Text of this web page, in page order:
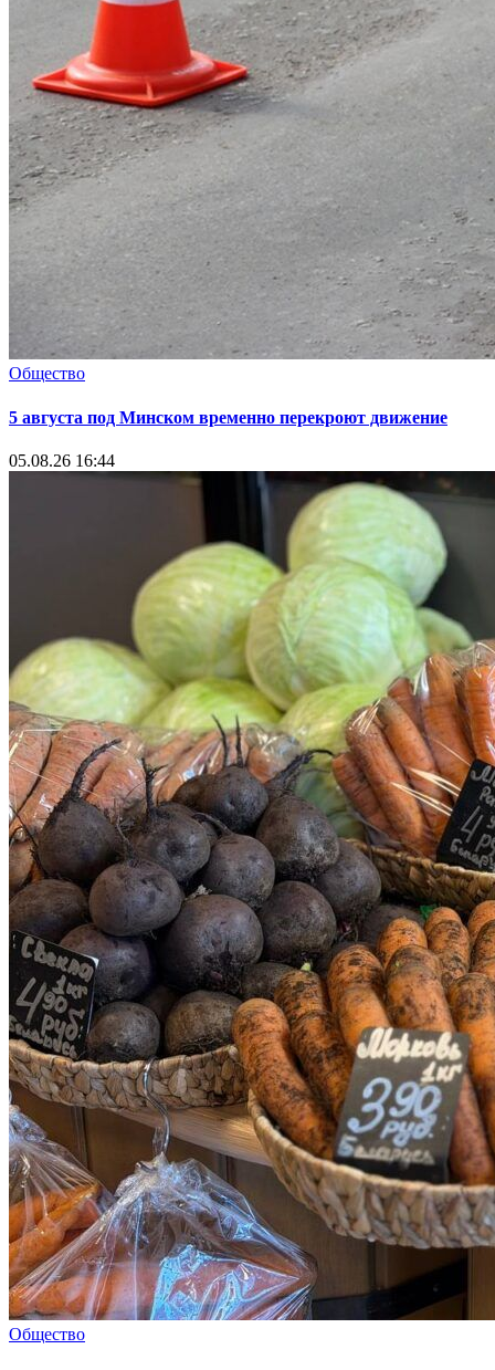
Общество
5 августа под Минском временно перекроют движение
05.08.26 16:44
Общество